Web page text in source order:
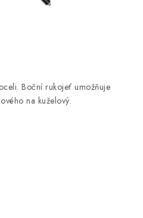
Kontakty
Boční rukojeť umožňuje
na kuželový.